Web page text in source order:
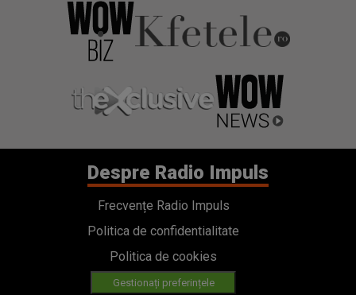
Despre Radio Impuls
Frecvențe Radio Impuls
Politica de confidentialitate
Politica de cookies
Gestionați preferințele